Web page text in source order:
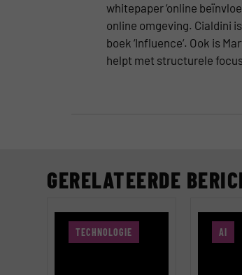
whitepaper ‘online
online omgeving. Cialdini
boek ‘Influence‘. Ook is
helpt met structurele
GERELATEERDE
TECHNOLOGIE AI